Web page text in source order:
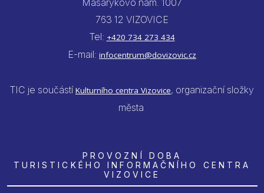
Masarykovo nám. 1007
763 12 VIZOVICE
Tel: +420 734 273 434
E-mail: infocentrum@dovizovic.cz
TIC je součástí Kulturního centra Vizovice, organizační složky
města
PROVOZNÍ DOBA
TURISTICKÉHO INFORMAČNÍHO CENTRA
VIZOVICE